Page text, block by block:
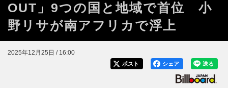
OUT」9つの国と地域で首位 小
野リサが南アフリカで浮上
2025年12月25日 / 16:00
送る
シェア
ポスト